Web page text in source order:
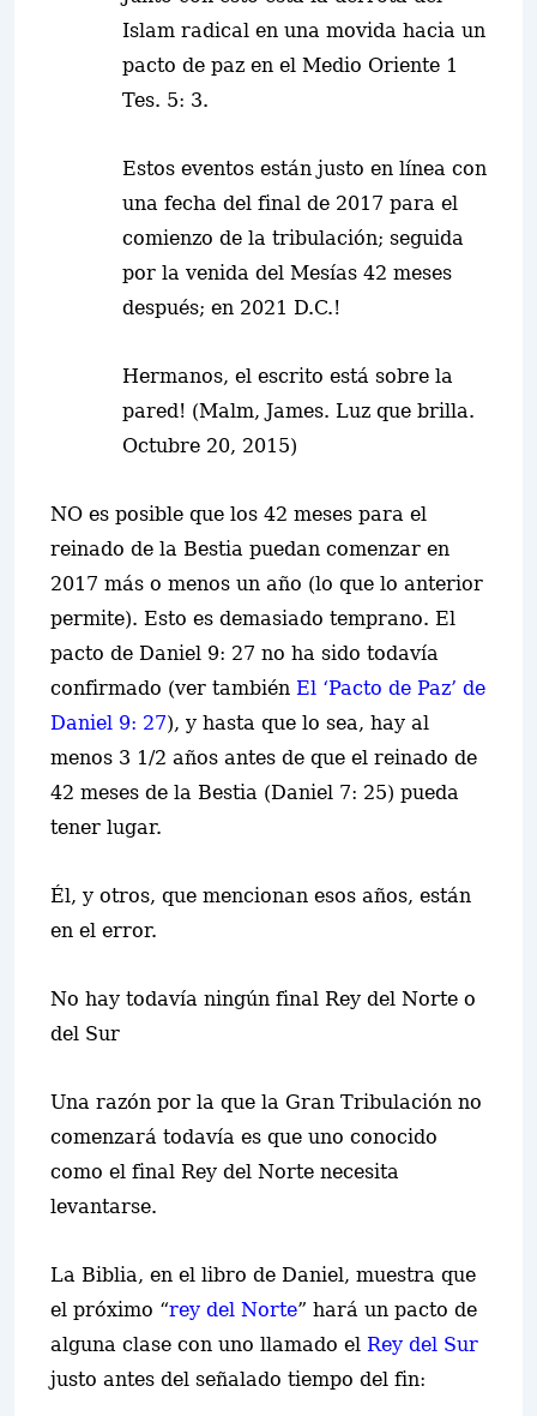
Islam radical en una movida hacia un
pacto de paz en el Medio Oriente 1
Tes. 5: 3.
Estos eventos están justo en línea con
una fecha del final de 2017 para el
comienzo de la tribulación; seguida
por la venida del Mesías 42 meses
después; en 2021 D.C.!
Hermanos, el escrito está sobre la
pared! (Malm, James. Luz que brilla.
Octubre 20, 2015)
NO es posible que los 42 meses para el
reinado de la Bestia puedan comenzar en
2017 más o menos un año (lo que lo anterior
permite). Esto es demasiado temprano. El
pacto de Daniel 9: 27 no ha sido todavía
confirmado (ver también El ‘Pacto de Paz’ de
Daniel 9: 27), y hasta que lo sea, hay al
menos 3 1/2 años antes de que el reinado de
42 meses de la Bestia (Daniel 7: 25) pueda
tener lugar.
Él, y otros, que mencionan esos años, están
en el error.
No hay todavía ningún final Rey del Norte o
del Sur
Una razón por la que la Gran Tribulación no
comenzará todavía es que uno conocido
como el final Rey del Norte necesita
levantarse.
La Biblia, en el libro de Daniel, muestra que
el próximo “rey del Norte” hará un pacto de
alguna clase con uno llamado el Rey del Sur
justo antes del señalado tiempo del fin: